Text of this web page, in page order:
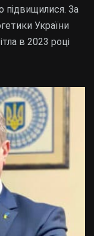
підвищилися. За
України
в 2023 році